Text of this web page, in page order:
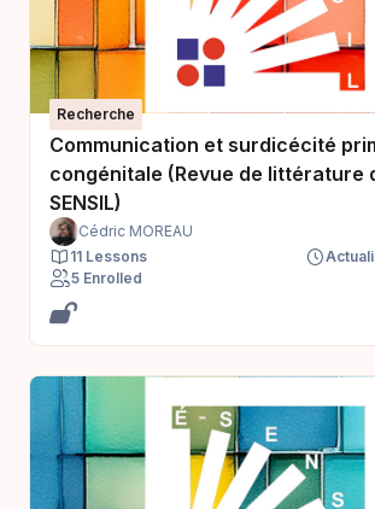
Recherche
Communication et surdicécité
congénitale (Revue de littérature
SENSIL)
Cédric MOREAU
11 Lessons
5 Enrolled